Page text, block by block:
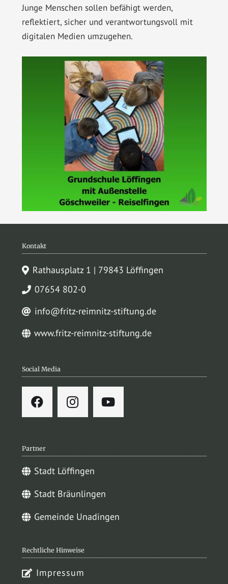
Junge Menschen sollen befähigt werden,
reflektiert, sicher und verantwortungsvoll mit
digitalen Medien umzugehen.
Kontakt
Rathausplatz 1 | 79843 Löffingen
07654 802-0
info@fritz-reimnitz-stiftung.de
www.fritz-reimnitz-stiftung.de
Social Media
Partner
Stadt Löffingen
Stadt Bräunlingen
Gemeinde Unadingen
Rechtliche Hinweise
Impressum